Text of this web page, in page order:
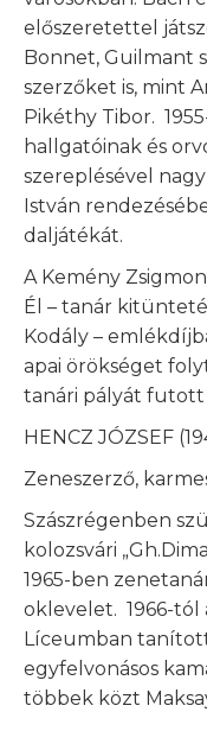
előszeretettel
Bonnet, Guilmant
szerzőket is, mint
Pikéthy Tibor.
hallgatóinak és
szereplésével
István
A Kemény
Él – tanár
Kodály –
apai örökséget
tanári pályát futott
HENCZ JÓZSEF
Zeneszerző,
Szászrégenben
kolozsvári
1965-ben
oklevelet. 1966-tól
Líceumban
egyfelvonásos
többek közt